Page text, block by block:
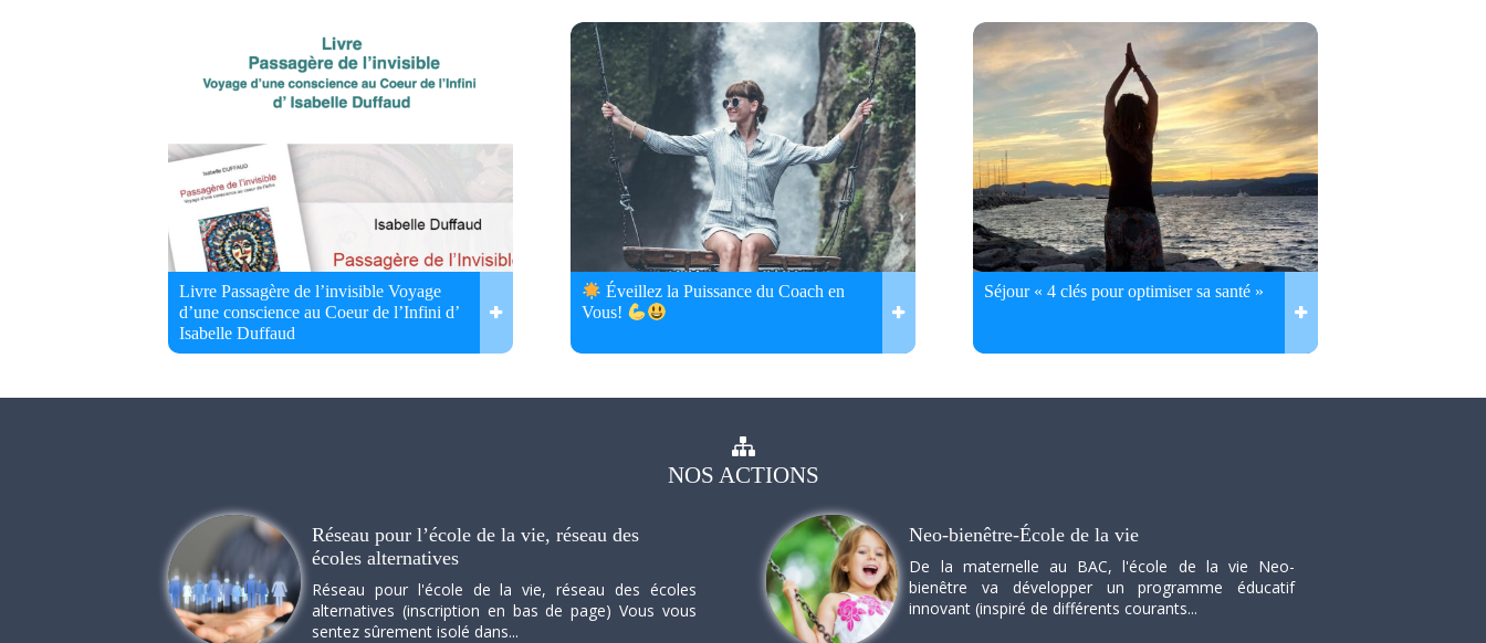
Livre Passagère de l’invisible Voyage
d’une conscience au Coeur de l’Infini d’
Isabelle Duffaud
Éveillez la Puissance du Coach en
Vous!
Séjour « 4 clés pour optimiser sa santé »
NOS ACTIONS
Réseau pour l’école de la vie, réseau des
écoles alternatives
Réseau pour l'école de la vie, réseau des écoles
alternatives (inscription en bas de page) Vous vous
sentez sûrement isolé dans...
Neo-bienêtre-École de la vie
De la maternelle au BAC, l'école de la vie Neo-
bienêtre va développer un programme éducatif
innovant (inspiré de différents courants...